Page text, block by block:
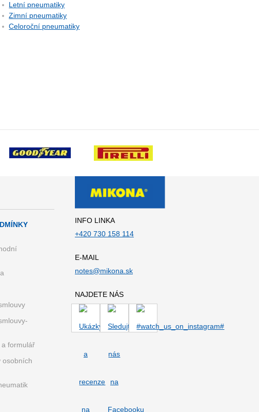
Letní pneumatiky
Zimní pneumatiky
Celoroční pneumatiky
formulář
osobních
INFO LINKA
+420 730 158 114
E-MAIL
notes@mikona.sk
NAJDETE NÁS